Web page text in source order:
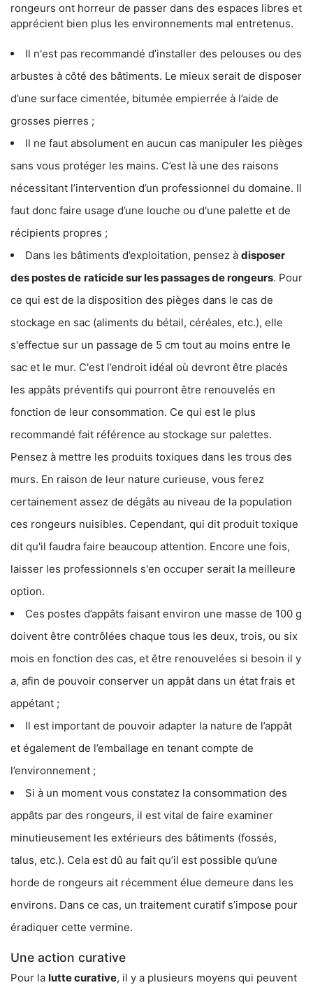
rongeurs ont horreur de passer dans des espaces libres et
apprécient bien plus les environnements mal entretenus.
Il n'est pas recommandé d’installer des pelouses ou des
arbustes à côté des bâtiments. Le mieux serait de disposer
d’une surface cimentée, bitumée empierrée à l’aide de
grosses pierres ;
Il ne faut absolument en aucun cas manipuler les pièges
sans vous protéger les mains. C’est là une des raisons
nécessitant l’intervention d’un professionnel du domaine. Il
faut donc faire usage d’une louche ou d'une palette et de
récipients propres ;
Dans les bâtiments d’exploitation, pensez à disposer
des postes de raticide sur les passages de rongeurs. Pour
ce qui est de la disposition des pièges dans le cas de
stockage en sac (aliments du bétail, céréales, etc.), elle
s'effectue sur un passage de 5 cm tout au moins entre le
sac et le mur. C'est l’endroit idéal où devront être placés
les appâts préventifs qui pourront être renouvelés en
fonction de leur consommation. Ce qui est le plus
recommandé fait référence au stockage sur palettes.
Pensez à mettre les produits toxiques dans les trous des
murs. En raison de leur nature curieuse, vous ferez
certainement assez de dégâts au niveau de la population
ces rongeurs nuisibles. Cependant, qui dit produit toxique
dit qu'il faudra faire beaucoup attention. Encore une fois,
laisser les professionnels s'en occuper serait la meilleure
option.
Ces postes d’appâts faisant environ une masse de 100 g
doivent être contrôlées chaque tous les deux, trois, ou six
mois en fonction des cas, et être renouvelées si besoin il y
a, afin de pouvoir conserver un appât dans un état frais et
appétant ;
Il est important de pouvoir adapter la nature de l’appât
et également de l’emballage en tenant compte de
l’environnement ;
Si à un moment vous constatez la consommation des
appâts par des rongeurs, il est vital de faire examiner
minutieusement les extérieurs des bâtiments (fossés,
talus, etc.). Cela est dû au fait qu’il est possible qu’une
horde de rongeurs ait récemment élue demeure dans les
environs. Dans ce cas, un traitement curatif s’impose pour
éradiquer cette vermine.
Une action curative
Pour la lutte curative, il y a plusieurs moyens qui peuvent